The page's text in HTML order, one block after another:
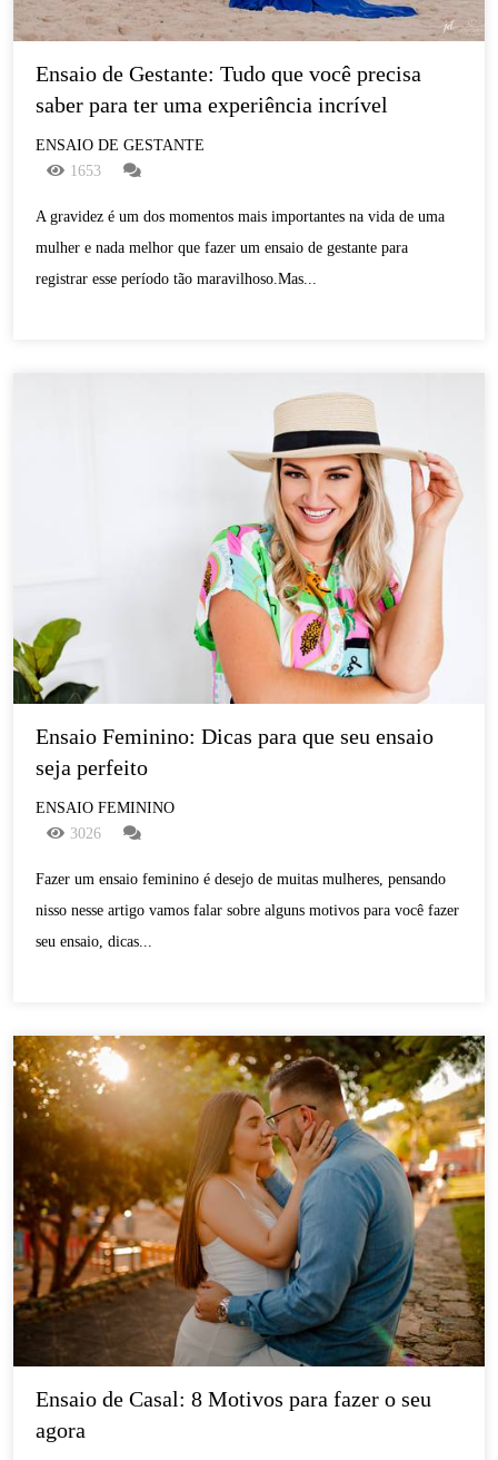
Ensaio de Gestante: Tudo que você precisa
saber para ter uma experiência incrível
ENSAIO DE GESTANTE
1653
A gravidez é um dos momentos mais importantes na vida de uma
mulher e nada melhor que fazer um ensaio de gestante para
registrar esse período tão maravilhoso.Mas...
Ensaio Feminino: Dicas para que seu ensaio
seja perfeito
ENSAIO FEMININO
3026
Fazer um ensaio feminino é desejo de muitas mulheres, pensando
nisso nesse artigo vamos falar sobre alguns motivos para você fazer
seu ensaio, dicas...
Ensaio de Casal: 8 Motivos para fazer o seu
agora